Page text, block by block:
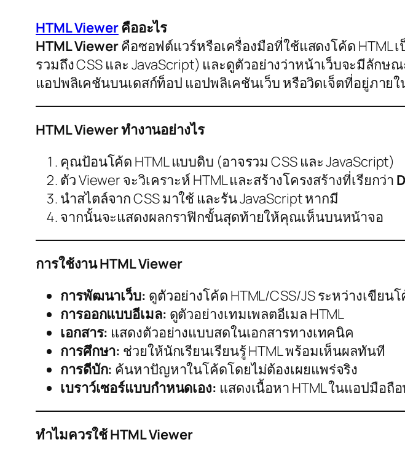
HTML Viewerคืออะไร
HTML Viewerคือซอฟต์แวร์หรือเครื่องมือที่ใช้แสดงโค้ด HTML
รวมถึง CSS และ JavaScript) และดูตัวอย่างว่าหน้าเว็บจะมีลักษ
แอปพลิเคชันบนเดสก์ท็อป แอปพลิเคชันเว็บ หรือวิดเจ็ตที่อยู่ภาย
HTML Viewer ทำงานอย่างไร
คุณป้อนโค้ด HTML แบบดิบ (อาจรวม CSS และ JavaScript)
ตัว Viewer จะวิเคราะห์ HTML และสร้างโครงสร้างที่เรียกว่า
นำสไตล์จาก CSS มาใช้ และรัน JavaScript หากมี
จากนั้นจะแสดงผลกราฟิกขั้นสุดท้ายให้คุณเห็นบนหน้าจอ
การใช้งาน HTML Viewer
การพัฒนาเว็บ: ดูตัวอย่างโค้ด HTML/CSS/JS ระหว่างเขียน
การออกแบบอีเมล: ดูตัวอย่างเทมเพลตอีเมล HTML
เอกสาร: แสดงตัวอย่างแบบสดในเอกสารทางเทคนิค
การศึกษา: ช่วยให้นักเรียนเรียนรู้ HTML พร้อมเห็นผลทันที
การดีบัก: ค้นหาปัญหาในโค้ดโดยไม่ต้องเผยแพร่จริง
เบราว์เซอร์แบบกำหนดเอง: แสดงเนื้อหา HTML ในแอปมือถื
ทำไมควรใช้ HTML Viewer